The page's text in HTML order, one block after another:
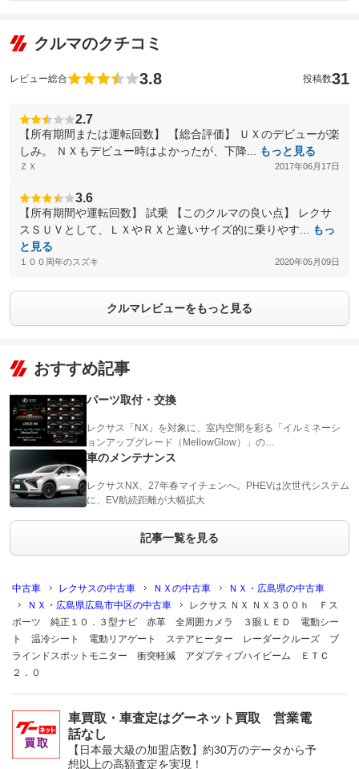
クルマのクチコミ
レビュー総合 3.8 投稿数31
2.7
【所有期間または運転回数】 【総合評価】 ＵＸのデビューが楽
しみ。 ＮＸもデビュー時はよかったが、下降...
もっと見る
ＺＸ 2017年06月17日
3.6
【所有期間や運転回数】 試乗 【このクルマの良い点】 レクサ
スＳＵＶとして、ＬＸやＲＸと違いサイズ的に乗りやす...
もっ
と見る
１００周年のスズキ 2020年05月09日
クルマレビューをもっと見る
おすすめ記事
パーツ取付・交換
レクサス「NX」を対象に、室内空間を彩る「イルミネーシ
ョンアップグレード（MellowGlow）」の…
車のメンテナンス
レクサスNX、27年春マイチェンへ。PHEVは次世代システム
に、EV航続距離が大幅拡大
記事一覧を見る
中古車 レクサスの中古車 ＮＸの中古車
ＮＸ・広島県の中古車
ＮＸ・広島県広島市中区の中古車
レクサス ＮＸ ＮＸ３００ｈ Ｆス
ポーツ 純正１０．３型ナビ 赤革 全周囲カメラ ３眼ＬＥＤ 電動シー
ト 温冷シート 電動リアゲート ステアヒーター レーダークルーズ ブ
ラインドスポットモニター 衝突軽減 アダプティブハイビーム ＥＴＣ
２．０
車買取・車査定はグーネット買取 営業電
話なし
【日本最大級の加盟店数】約30万のデータから予
想以上の高額査定を実現！